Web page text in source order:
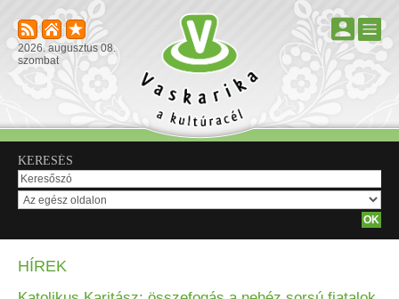
2026. augusztus 08.
szombat
KERESÉS
HÍREK